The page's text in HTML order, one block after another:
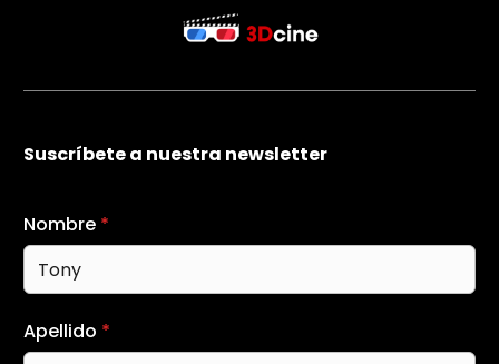
Suscríbete a nuestra newsletter
Nombre *
Apellido *